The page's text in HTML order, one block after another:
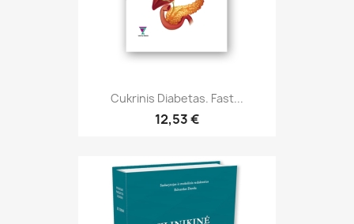
Cukrinis Diabetas. Fast...
12,53 €